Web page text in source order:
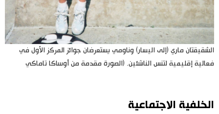
الشقيقتان ماري (إلى اليسار) وناومي يستعرضان جوائز المركز الأول في
فعالية إقليمية لتنس الناشئين. (الصورة مقدمة من أوساكا تاماكي
الخلفية الاجتماعية